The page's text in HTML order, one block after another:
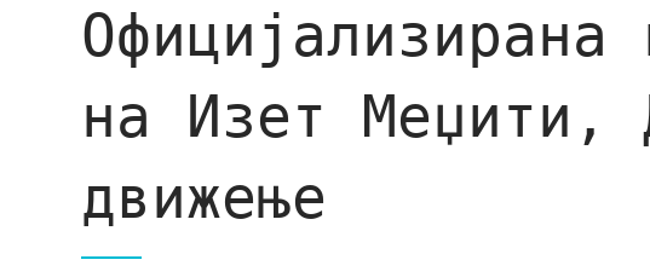
Официјализирана
на Изет Меџити,
движење